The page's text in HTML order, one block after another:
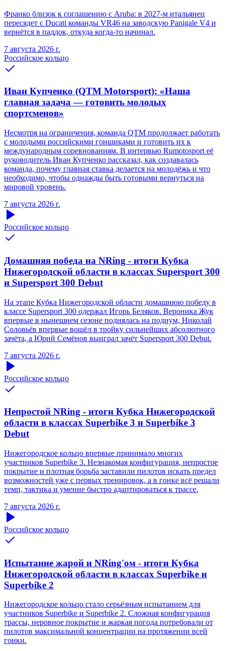
Франко близок к соглашению с Aruba: в 2027-м итальянец
пересядет с Ducati команды VR46 на заводскую Panigale V4 и
вернётся в паддок, откуда когда-то начинал.
7 августа 2026 г.
Российское кольцо
Иван Купченко (QTM Motorsport): «Наша
главная задача — готовить молодых
спортсменов»
Несмотря на ограничения, команда QTM продолжает работать
с молодыми российскими гонщиками и готовить их к
международным соревнованиям. В интервью Rumotosport её
руководитель Иван Купченко рассказал, как создавалась
команда, почему главная ставка делается на молодёжь и что
необходимо, чтобы однажды быть готовыми вернуться на
мировой уровень.
7 августа 2026 г.
Российское кольцо
Домашняя победа на NRing - итоги Кубка
Нижегородской области в классах Supersport 300
и Supersport 300 Debut
На этапе Кубка Нижегородской области домашнюю победу в
классе Supersport 300 одержал Игорь Беляков. Вероника Жук
впервые в нынешнем сезоне поднялась на подиум, Николай
Соловьёв впервые вошёл в тройку сильнейших абсолютного
зачёта, а Юрий Семёнов выиграл зачёт Supersport 300 Debut.
7 августа 2026 г.
Российское кольцо
Непростой NRing - итоги Кубка Нижегородской
области в классах Superbike 3 и Superbike 3
Debut
Нижегородское кольцо впервые принимало многих
участников Superbike 3. Незнакомая конфигурация, непростое
покрытие и плотная борьба заставили пилотов искать предел
возможностей уже с первых тренировок, а в гонке всё решали
темп, тактика и умение быстро адаптироваться к трассе.
7 августа 2026 г.
Российское кольцо
Испытание жарой и NRing'ом - итоги Кубка
Нижегородской области в классах Superbike и
Superbike 2
Нижегородское кольцо стало серьёзным испытанием для
участников Superbike и Superbike 2. Сложная конфигурация
трассы, неровное покрытие и жаркая погода потребовали от
пилотов максимальной концентрации на протяжении всей
гонки.